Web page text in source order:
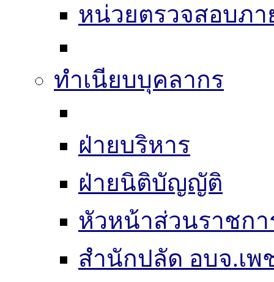
หน่วยตรวจสอบภา
ทำเนียบบุคลากร
ฝ่ายบริหาร
ฝ่ายนิติบัญญัติ
หัวหน้าส่วนราชกา
สำนักปลัด อบจ.เ